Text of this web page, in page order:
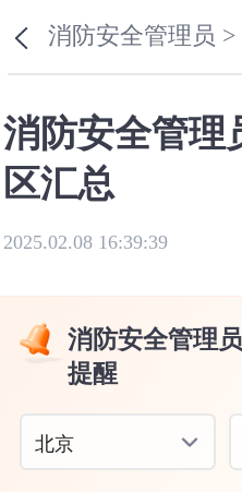
消防安全管理员 >
消防安全管理
区汇总
2025.02.08 16:39:39
消防安全管理
提醒
北京